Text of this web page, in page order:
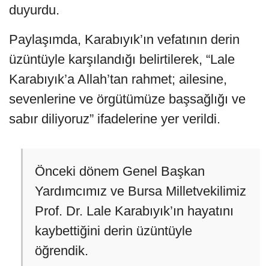
duyurdu.
Paylaşımda, Karabıyık’ın vefatının derin
üzüntüyle karşılandığı belirtilerek, “Lale
Karabıyık’a Allah’tan rahmet; ailesine,
sevenlerine ve örgütümüze başsağlığı ve
sabır diliyoruz” ifadelerine yer verildi.
Önceki dönem Genel Başkan
Yardımcımız ve Bursa Milletvekilimiz
Prof. Dr. Lale Karabıyık’ın hayatını
kaybettiğini derin üzüntüyle
öğrendik.